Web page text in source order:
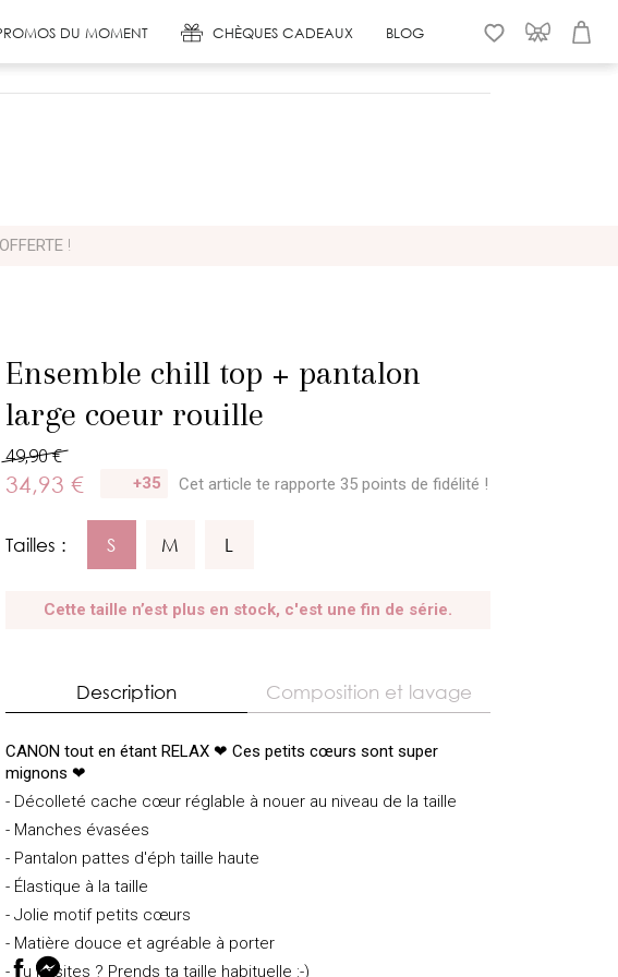
DU MOMENT CHÈQUES CADEAUX BLOG
LéaZ
Ensemble chill top + pantalon
large coeur rouille
49,90 €
34,93 € +35 Cet article te rapporte 35 points de fidélité !
Tailles : S M L
Cette taille n’est plus en stock, c'est une fin de série.
Description Composition et lavage
CANON tout en étant RELAX ❤ Ces petits cœurs sont super
mignons ❤
- Décolleté cache cœur réglable à nouer au niveau de la taille
- Manches évasées
- Pantalon pattes d'éph taille haute
- Élastique à la taille
- Jolie motif petits cœurs
- Matière douce et agréable à porter
- Tu hésites ? Prends ta taille habituelle :-)